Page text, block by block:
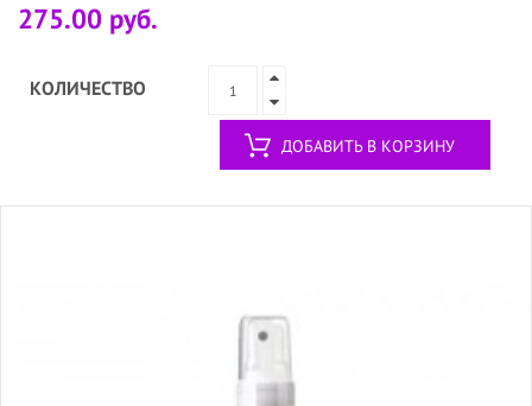
275.00 руб.
КОЛИЧЕСТВО
ДОБАВИТЬ В КОРЗИНУ